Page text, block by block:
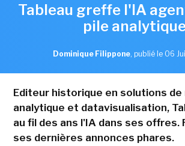
Tableau greffe l'IA
pile
Dominique Filippone, publié le 06
Editeur historique en solutions
analytique et datavisualisation,
au fil des ans l'IA dans ses offres.
ses dernières annonces phares.